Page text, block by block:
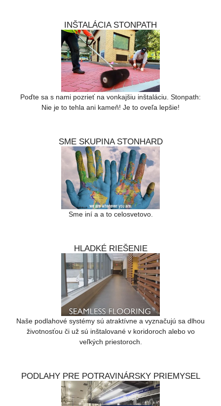
INŠTALÁCIA STONPATH
Poďte sa s nami pozrieť na vonkajšiu inštaláciu. Stonpath:
Nie je to tehla ani kameň! Je to oveľa lepšie!
SME SKUPINA STONHARD
Sme iní a a to celosvetovo.
HLADKÉ RIEŠENIE
Naše podlahové systémy sú atraktívne a vyznačujú sa dlhou
životnosťou či už sú inštalované v koridoroch alebo vo
veľkých priestoroch.
PODLAHY PRE POTRAVINÁRSKY PRIEMYSEL